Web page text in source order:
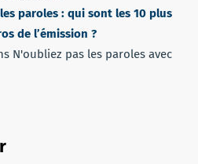
paroles : qui sont les 10 plus
de l’émission ?
N'oubliez pas les paroles avec